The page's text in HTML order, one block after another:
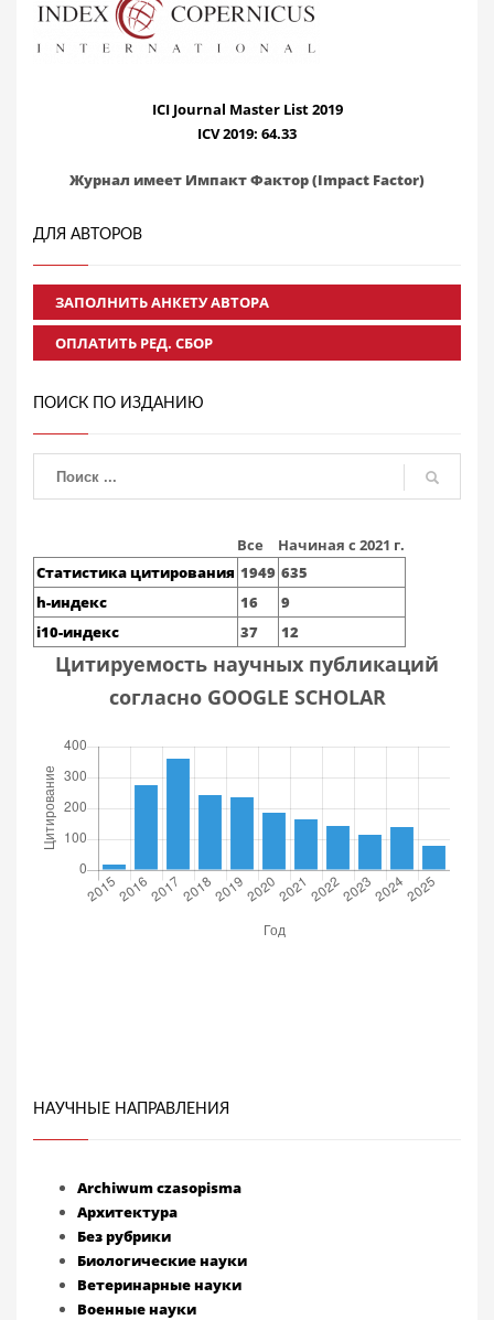
ICI Journal Master List 2019
ICV 2019: 64.33
Журнал имеет Импакт Фактор (Impact Factor)
ДЛЯ АВТОРОВ
ЗАПОЛНИТЬ АНКЕТУ АВТОРА
ОПЛАТИТЬ РЕД. СБОР
ПОИСК ПО ИЗДАНИЮ
Все
Начиная с 2021 г.
Статистика цитирования 1949 635
h-индекс
16
9
i10-индекс
37 12
Цитируемость научных публикаций
согласно GOOGLE SCHOLAR
НАУЧНЫЕ НАПРАВЛЕНИЯ
Archiwum czasopisma
Архитектура
Без рубрики
Биологические науки
Ветеринарные науки
Военные науки